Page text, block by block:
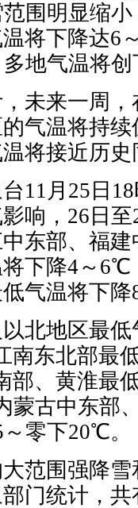
围明显缩
将下降达6
地气温将
来一周，
气温将持
将接近历
月25日18
响，26日
东部、福
下降4～6℃
气温将下
地区最低
东北部最
部、黄淮最
蒙古中东部
零下20℃。
围强降雪
门统计，